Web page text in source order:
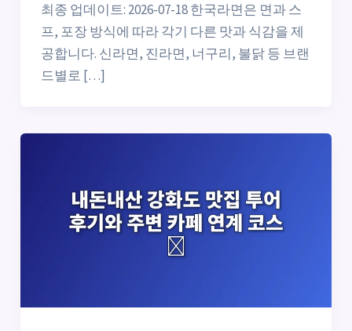
최종 업데이트: 2026-07-18 한국라면은 면과 스
프, 포장 방식에 따라 각기 다른 맛과 식감을 제
공합니다. 신라면, 진라면, 너구리, 불닭 등 브랜
드별로 […]